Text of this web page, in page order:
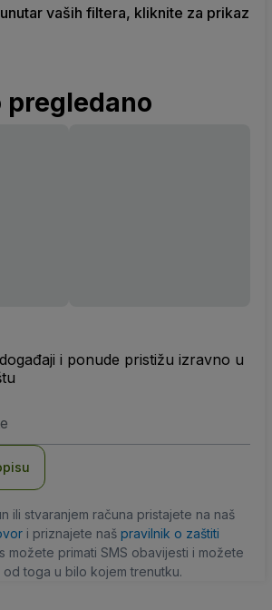
vaših filtera, kliknite za prikaz
pregledano
i ponude pristižu izravno u
ili stvaranjem računa pristajete na naš
i priznajete naš pravilnik o zaštiti
možete primati SMS obavijesti i možete
od toga u bilo kojem trenutku.